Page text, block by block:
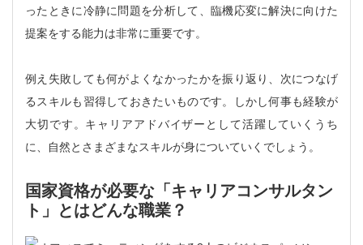
ったときに冷静に問題を分析して、臨機応変に解決に向けた
提案をする能力は非常に重要です。
例え失敗しても何がよくなかったかを振り返り、次につなげ
るスキルも習得しておきたいものです。しかし何事も経験が
大切です。キャリアアドバイザーとして活躍していくうち
に、自然とさまざまなスキルが身についていくでしょう。
国家資格が必要な「キャリアコンサルタン
ト」とはどんな職業？